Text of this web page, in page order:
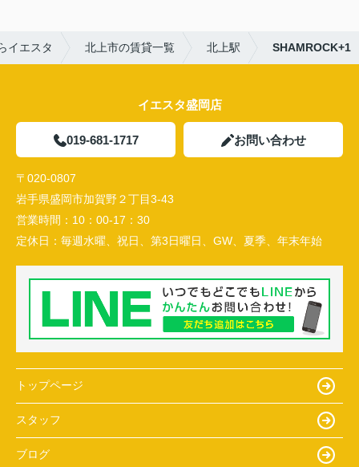
イエスタ 北上市の賃貸一覧 北上駅 SHAMROCK+1
イエスタ盛岡店
019-681-1717 お問い合わせ
〒020-0807
岩手県盛岡市加賀野２丁目3-43
営業時間： 10：00-17：30
定休日： 毎週水曜、祝日、第3日曜日、GW、夏季、年末年始
トップページ
スタッフ
ブログ